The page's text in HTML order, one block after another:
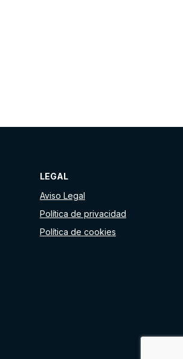
LEGAL
Aviso Legal
Política de privacidad
Política de cookies